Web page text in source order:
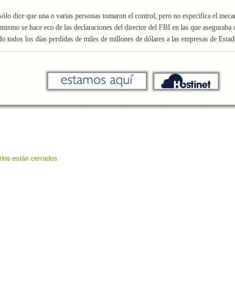
dice que una o varias personas tomaron el control, pero no especifica el
se hace eco de las declaraciones del director del FBI en las que aseguraba
todos los días perdidas de miles de millones de dólares a las empresas de
están cerrados